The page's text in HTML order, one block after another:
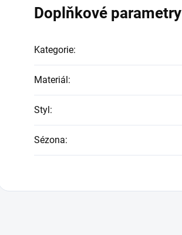
Doplňkové parametry
Kategorie:
Materiál:
Styl:
Sézona: